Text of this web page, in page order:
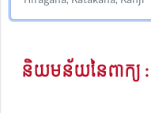
និយមន័យនៃពាក្យ :